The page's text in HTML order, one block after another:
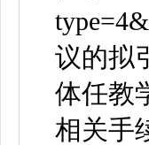
议的拟
体任教
相关手